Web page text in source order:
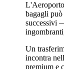
bagagli
successivi
Un
incontra
premium e